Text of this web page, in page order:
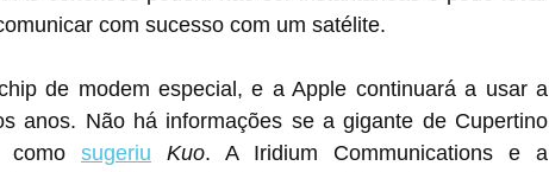
minuto para um ‌iPhone‌ se comunicar com sucesso com um satélite.
de modem especial, e a Apple continuará a usar a
anos. Não há informações se a gigante de Cupertino
como sugeriu Kuo. A Iridium Communications e a